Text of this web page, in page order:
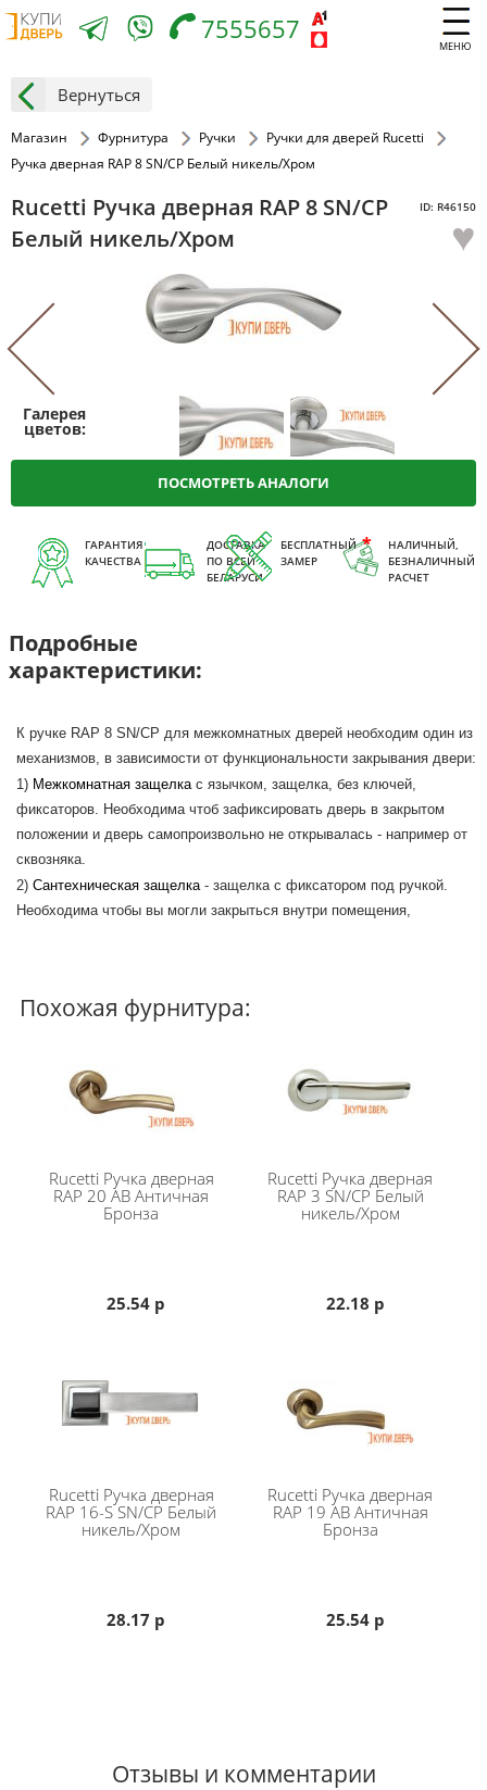
МЕНЮ
7555657
Вернуться
Магазин Фурнитура Ручки
Ручки для дверей Rucetti
Ручка дверная RAP 8 SN/CP Белый никель/Хром
Rucetti Ручка дверная RAP 8 SN/CP
Белый никель/Хром
ID: R46150
♥
ПОСМОТРЕТЬ АНАЛОГИ
ГАРАНТИЯ
КАЧЕСТВА
ДОСТАВКА
ПО ВСЕЙ
БЕЛАРУСИ
БЕСПЛАТНЫЙ
ЗАМЕР
НАЛИЧНЫЙ,
БЕЗНАЛИЧНЫЙ
РАСЧЕТ
Подробные
характеристики:
К ручке RAP 8 SN/CP для межкомнатных дверей необходим один из
механизмов, в зависимости от функциональности закрывания двери:
1) Межкомнатная защелкас язычком, защелка, без ключей,
фиксаторов. Необходима чтоб зафиксировать дверь в закрытом
положении и дверь самопроизвольно не открывалась - например от
сквозняка.
2) Сантехническая защелка- защелка с фиксатором под ручкой.
Необходима чтобы вы могли закрыться внутри помещения,
сантехническую защелку - закрываясь внутри помещения. Но
Похожая фурнитура:
Rucetti Ручка дверная
RAP 20 AB Античная
Бронза
25.54 р
Rucetti Ручка дверная
RAP 3 SN/CP Белый
никель/Хром
22.18 р
Rucetti Ручка дверная
RAP 16-S SN/CP Белый
никель/Хром
28.17 р
Rucetti Ручка дверная
RAP 19 AB Античная
Бронза
25.54 р
Отзывы и комментарии